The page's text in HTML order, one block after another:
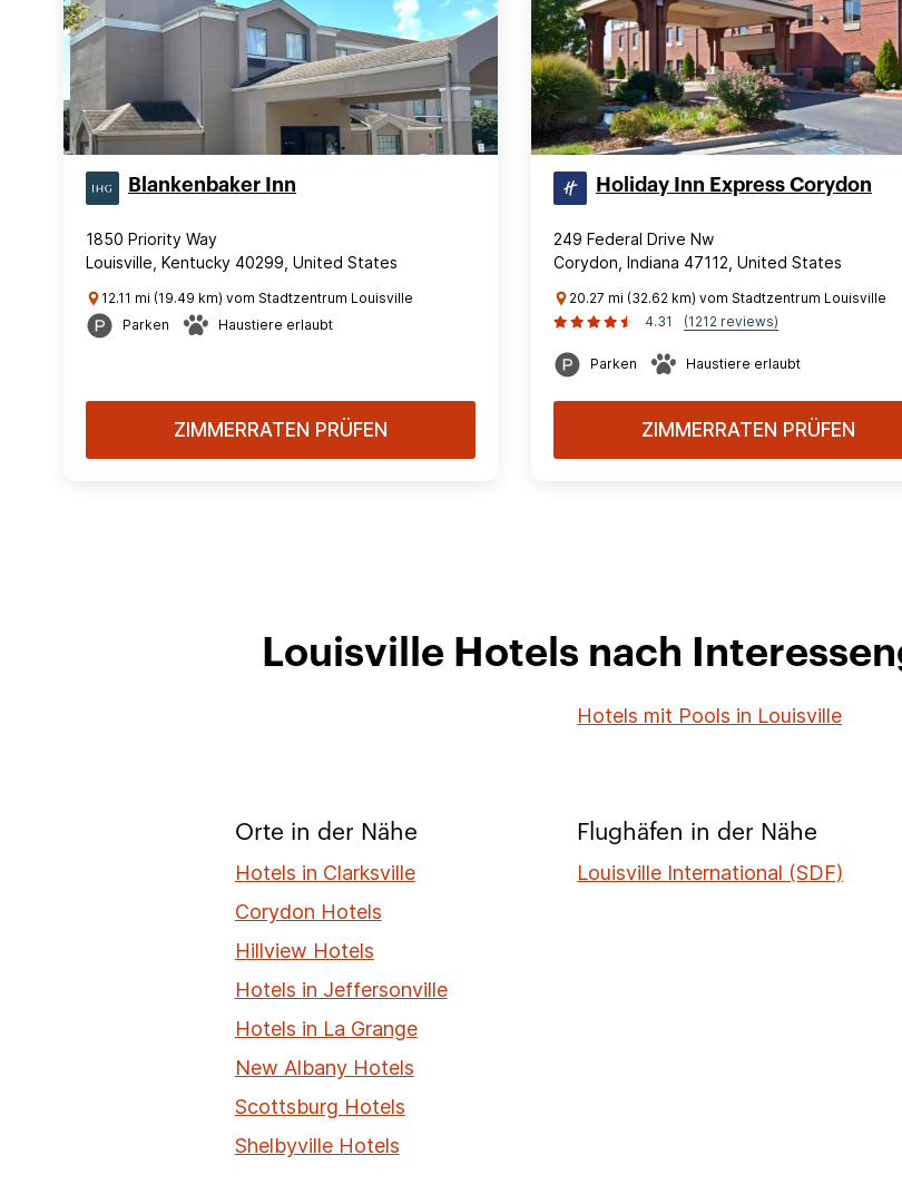
Blankenbaker Inn
1850 Priority Way
Louisville, Kentucky 40299, United States
12.11 mi (19.49 km) vom Stadtzentrum Louisville
Parken
Haustiere erlaubt
ZIMMERRATEN PRÜFEN
Holiday Inn Express Corydon
249 Federal Drive Nw
Corydon, Indiana 47112, United States
20.27 mi (32.62 km) vom Stadtzentrum Louisville
4.31
(1212 reviews)
Parken Haustiere erlaubt
ZIMMERRATEN PRÜFEN
Louisville Hotels nach
Hotels mit Pools in Louisville
Orte in der Nähe
Hotels in Clarksville
Corydon Hotels
Hillview Hotels
Hotels in Jeffersonville
Hotels in La Grange
New Albany Hotels
Scottsburg Hotels
Shelbyville Hotels
Flughäfen in der Nähe
Louisville International (SDF)